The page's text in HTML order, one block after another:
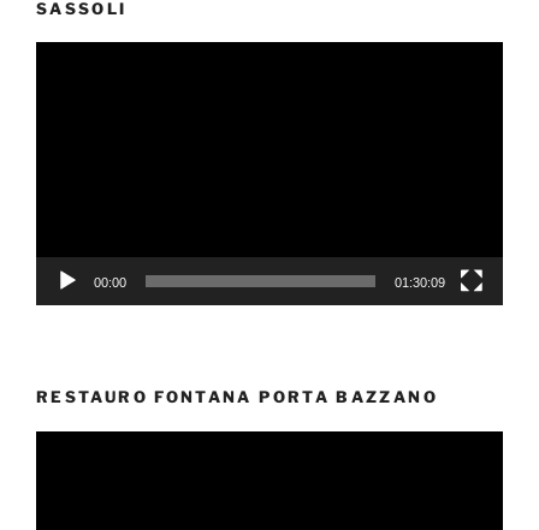
SASSOLI
00:00 01:30:09
RESTAURO FONTANA PORTA BAZZANO